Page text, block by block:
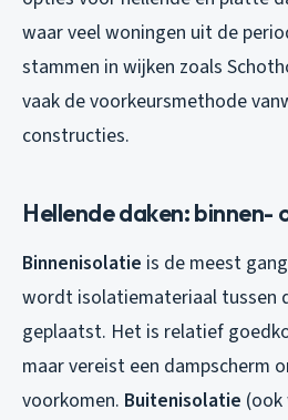
waar veel woningen uit de
stammen in wijken zoals
vaak de voorkeursmethode
constructies.
Hellende daken:
Binnenisolatie is de meest
wordt isolatiemateriaal tussen
geplaatst. Het is relatief
maar vereist een dampscherm
voorkomen. Buitenisolatie